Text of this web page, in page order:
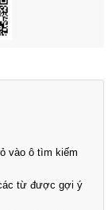
vào ô tìm kiếm
từ được gợi ý